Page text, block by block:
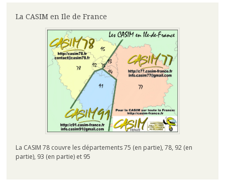
La CASIM en Ile de France
La CASIM 78 couvre les départements 75 (en partie), 78, 92 (en
partie), 93 (en partie) et 95